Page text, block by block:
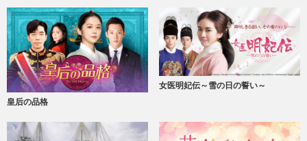
皇后の品格
女医明妃伝～雪の日の誓い～